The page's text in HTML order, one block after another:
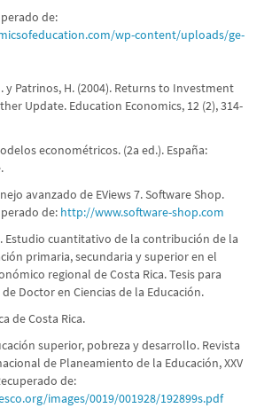
de:
wp-content/uploads/ge-
y Patrinos, H. (2004). Returns to Investment
Update. Education Economics, 12 (2), 314-
econométricos. (2a ed.). España:
avanzado de EViews 7. Software Shop.
de: http://www.software-shop.com
Estudio cuantitativo de la contribución de la
primaria, secundaria y superior en el
regional de Costa Rica. Tesis para
Doctor en Ciencias de la Educación.
de Costa Rica.
superior, pobreza y desarrollo. Revista
de Planeamiento de la Educación, XXV
de:
images/0019/001928/192899s.pdf